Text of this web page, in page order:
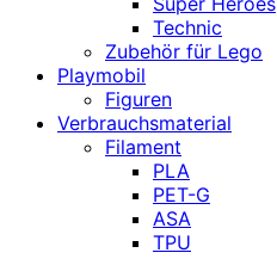
Technic
Zubehör für Lego
Playmobil
Figuren
Verbrauchsmaterial
Filament
PLA
PET-G
ASA
TPU